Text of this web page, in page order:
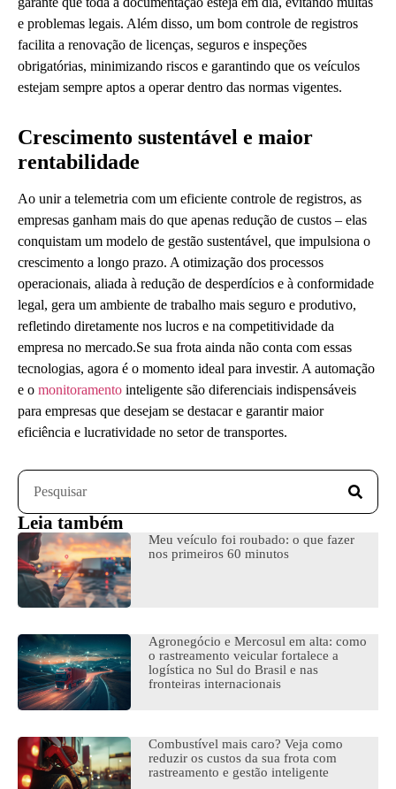
e problemas legais. Além disso, um bom controle de registros
facilita a renovação de licenças, seguros e inspeções
obrigatórias, minimizando riscos e garantindo que os veículos
estejam sempre aptos a operar dentro das normas vigentes.
Crescimento sustentável e maior
rentabilidade
Ao unir a telemetria com um eficiente controle de registros, as
empresas ganham mais do que apenas redução de custos – elas
conquistam um modelo de gestão sustentável, que impulsiona o
crescimento a longo prazo. A otimização dos processos
operacionais, aliada à redução de desperdícios e à conformidade
legal, gera um ambiente de trabalho mais seguro e produtivo,
refletindo diretamente nos lucros e na competitividade da
empresa no mercado.Se sua frota ainda não conta com essas
tecnologias, agora é o momento ideal para investir. A automação
e o monitoramento inteligente são diferenciais indispensáveis
para empresas que desejam se destacar e garantir maior
eficiência e lucratividade no setor de transportes.
Leia também
Meu veículo foi roubado: o que fazer
nos primeiros 60 minutos
Agronegócio e Mercosul em alta: como
o rastreamento veicular fortalece a
logística no Sul do Brasil e nas
fronteiras internacionais
Combustível mais caro? Veja como
reduzir os custos da sua frota com
rastreamento e gestão inteligente